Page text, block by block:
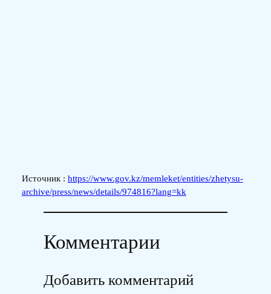
Источник : https://www.gov.kz/memleket/entities/zhetysu-
archive/press/news/details/974816?lang=kk
Комментарии
Добавить комментарий